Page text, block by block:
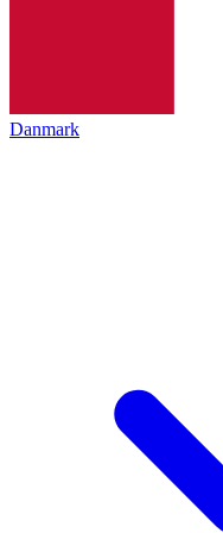
Danmark